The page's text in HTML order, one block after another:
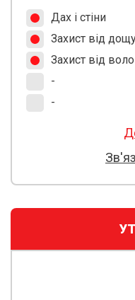
Дах і стіни
Захист від
Захист від
-
-